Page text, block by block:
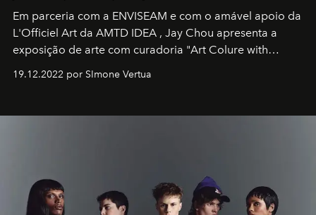
Em parceria com a ENVISEAM e com o amável apoio da
L'Officiel Art da AMTD IDEA , Jay Chou apresenta a
exposição de arte com curadoria "Art Colure with
19.12.2022 por SImone Vertua